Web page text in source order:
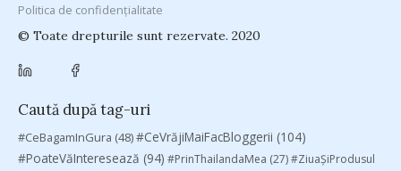
Politica de confidențialitate
© Toate drepturile sunt rezervate. 2020
Caută după tag-uri
#CeBagamInGura (48)#CeVrăjiMaiFacBloggerii (104)
#PoateVăInteresează (94) #PrinThailandaMea (27)#ZiuaȘiProdusul